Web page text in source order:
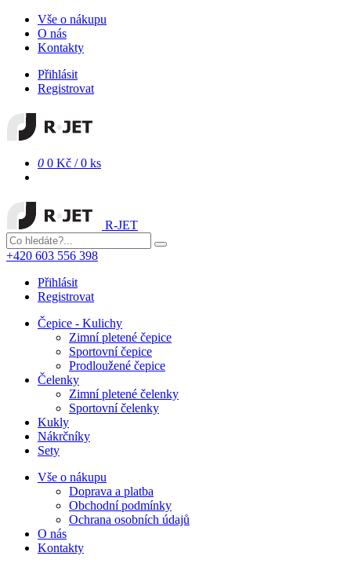
Vše o nákupu
O nás
Kontakty
Přihlásit
Registrovat
0 0 Kč /0 ks
R-JET
+420 603 556 398
Přihlásit
Registrovat
Čepice - Kulichy
Zimní pletené čepice
Sportovní čepice
Prodloužené čepice
Čelenky
Zimní pletené čelenky
Sportovní čelenky
Kukly
Nákrčníky
Sety
Vše o nákupu
Doprava a platba
Obchodní podmínky
Ochrana osobních údajů
O nás
Kontakty